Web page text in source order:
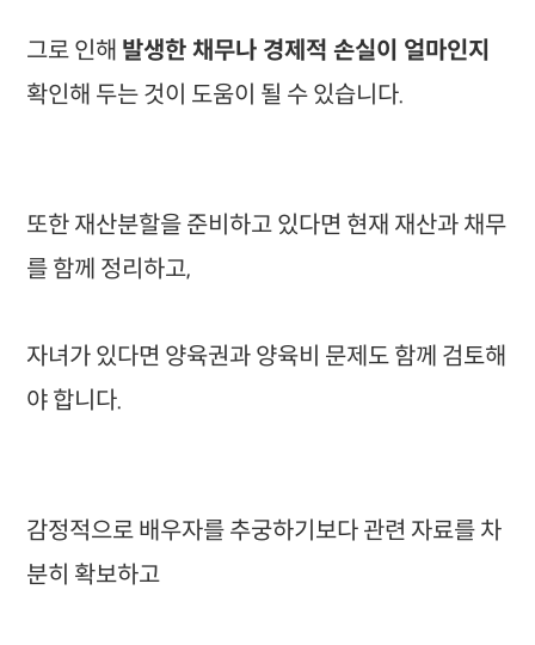
그로 인해 발생한 채무나 경제적 손실이 얼마인지
확인해 두는 것이 도움이 될 수 있습니다.
또한 재산분할을 준비하고 있다면 현재 재산과 채무
를 함께 정리하고,
자녀가 있다면 양육권과 양육비 문제도 함께 검토해
야 합니다.
감정적으로 배우자를 추궁하기보다 관련 자료를 차
분히 확보하고